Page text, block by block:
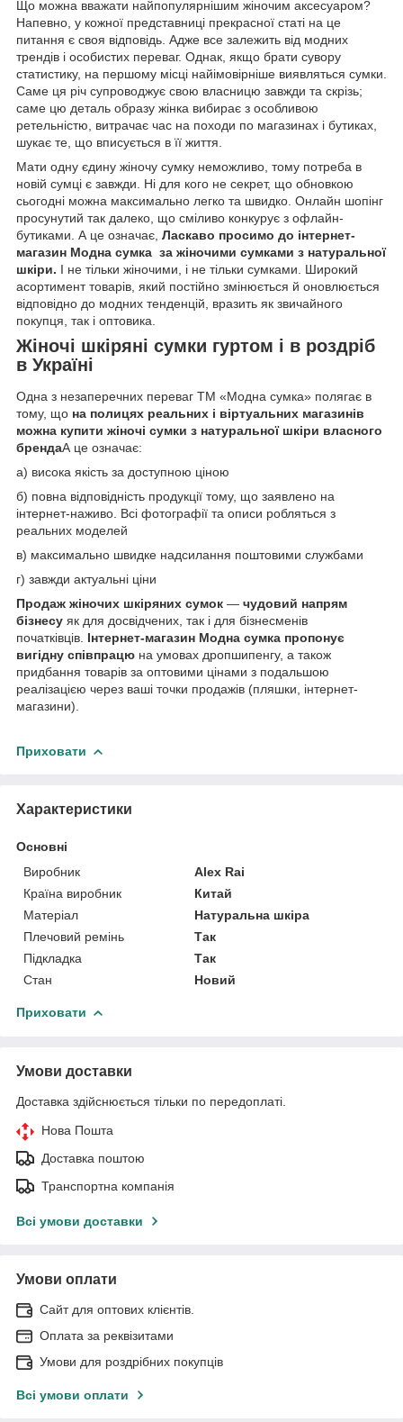
Що можна вважати найпопулярнішим жіночим аксесуаром?
Напевно, у кожної представниці прекрасної статі на це
питання є своя відповідь. Адже все залежить від модних
трендів і особистих переваг. Однак, якщо брати сувору
статистику, на першому місці найімовірніше виявляться сумки.
Саме ця річ супроводжує свою власницю завжди та скрізь;
саме цю деталь образу жінка вибирає з особливою
ретельністю, витрачає час на походи по магазинах і бутиках,
шукає те, що вписується в її життя.
Мати одну єдину жіночу сумку неможливо, тому потреба в
новій сумці є завжди. Ні для кого не секрет, що обновкою
сьогодні можна максимально легко та швидко. Онлайн шопінг
просунутий так далеко, що сміливо конкурує з офлайн-
бутиками. А це означає, Ласкаво просимо до інтернет-
магазин Модна сумка за жіночими сумками з натуральної
шкіри. І не тільки жіночими, і не тільки сумками. Широкий
асортимент товарів, який постійно змінюється й оновлюється
відповідно до модних тенденцій, вразить як звичайного
покупця, так і оптовика.
Жіночі шкіряні сумки гуртом і в роздріб
в Україні
Одна з незаперечних переваг TM «Модна сумка» полягає в
тому, що на полицях реальних і віртуальних магазинів
можна купити жіночі сумки з натуральної шкіри власного
брендаА це означає:
а) висока якість за доступною ціною
б) повна відповідність продукції тому, що заявлено на
інтернет-наживо. Всі фотографії та описи робляться з
реальних моделей
в) максимально швидке надсилання поштовими службами
г) завжди актуальні ціни
Продаж жіночих шкіряних сумок — чудовий напрям
бізнесу як для досвідчених, так і для бізнесменів
початківців. Інтернет-магазин Модна сумка пропонує
вигідну співпрацю на умовах дропшипенгу, а також
придбання товарів за оптовими цінами з подальшою
реалізацією через ваші точки продажів (пляшки, інтернет-
магазини).
Приховати
Характеристики
Основні
Виробник
Alex Rai
Країна виробник
Китай
Матеріал
Натуральна шкіра
Плечовий ремінь
Так
Підкладка
Так
Стан
Новий
Приховати
Умови доставки
Доставка здійснюється тільки по передоплаті.
Нова Пошта
Доставка поштою
Транспортна компанія
Всі умови доставки
Умови оплати
Сайт для оптових клієнтів.
Оплата за реквізитами
Умови для роздрібних покупців
Всі умови оплати